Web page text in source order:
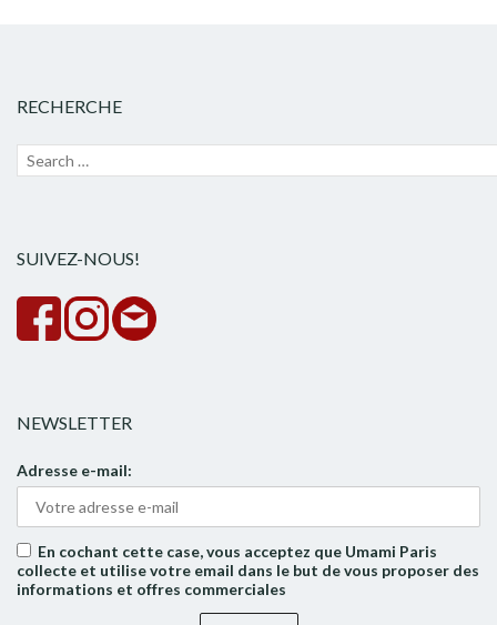
RECHERCHE
Recherche
SUIVEZ-NOUS!
NEWSLETTER
Adresse e-mail:
En cochant cette case, vous acceptez que Umami Paris
collecte et utilise votre email dans le but de vous proposer des
informations et offres commerciales